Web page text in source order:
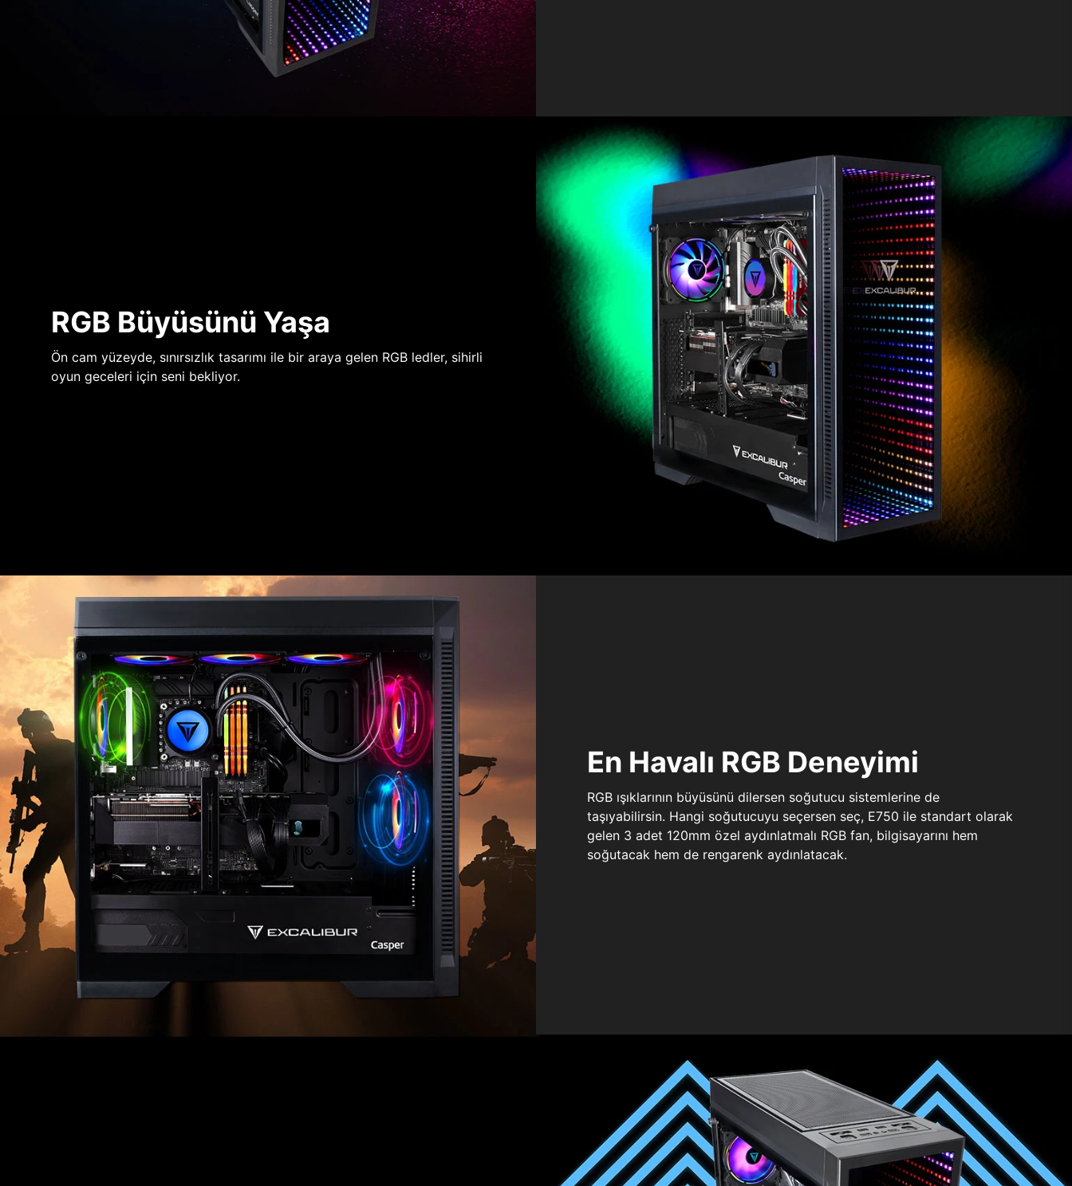
RGB Büyüsünü Yaşa
Ön cam yüzeyde, sınırsızlık tasarımı ile bir araya gelen RGB ledler, sihirli
oyun geceleri için seni bekliyor.
En Havalı RGB Deneyimi
RGB ışıklarının büyüsünü dilersen soğutucu sistemlerine de
taşıyabilirsin. Hangi soğutucuyu seçersen seç, E750 ile standart olarak
gelen 3 adet 120mm özel aydınlatmalı RGB fan, bilgisayarını hem
soğutacak hem de rengarenk aydınlatacak.